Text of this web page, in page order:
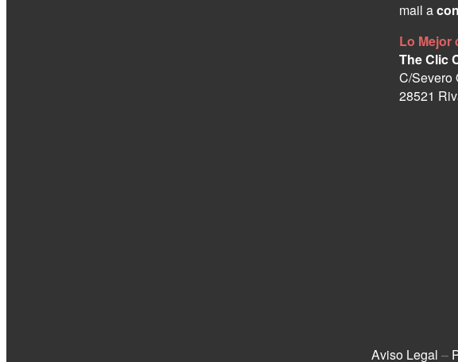
mail a
Lo Mejor
The Clic
C/Severo
28521
Aviso Legal –